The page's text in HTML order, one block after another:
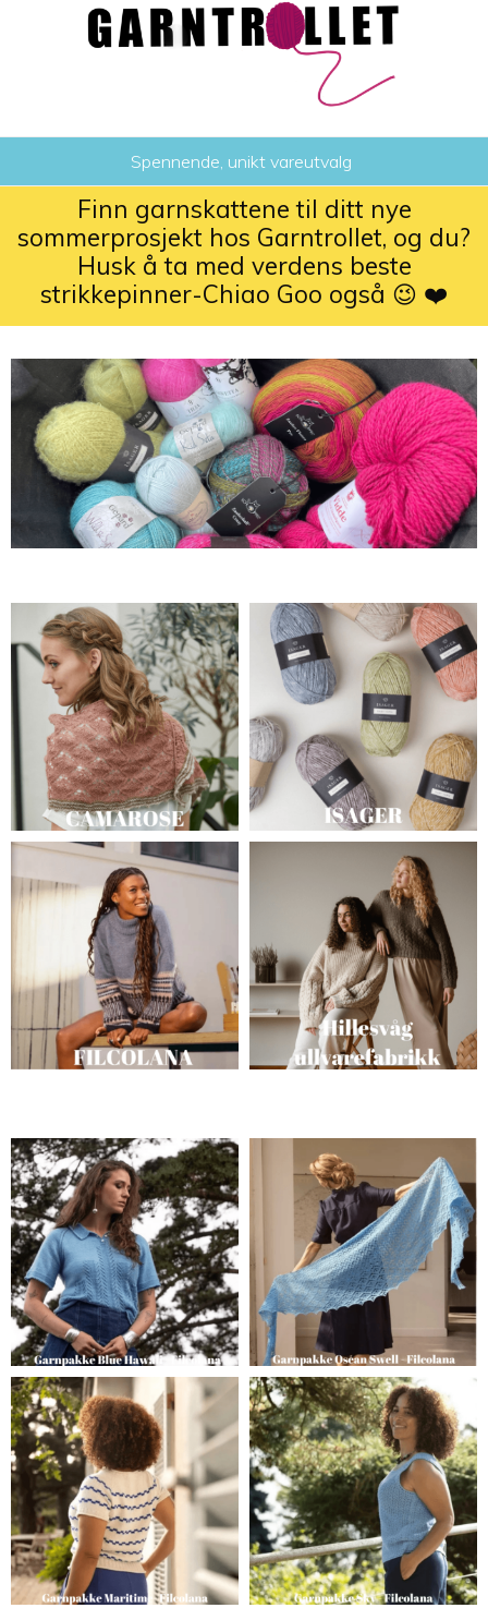
Spennende, unikt vareutvalg
Finn garnskattene til ditt nye
sommerprosjekt hos Garntrollet, og du?
Husk å ta med verdens beste
strikkepinner-Chiao Goo også 😉 ❤️